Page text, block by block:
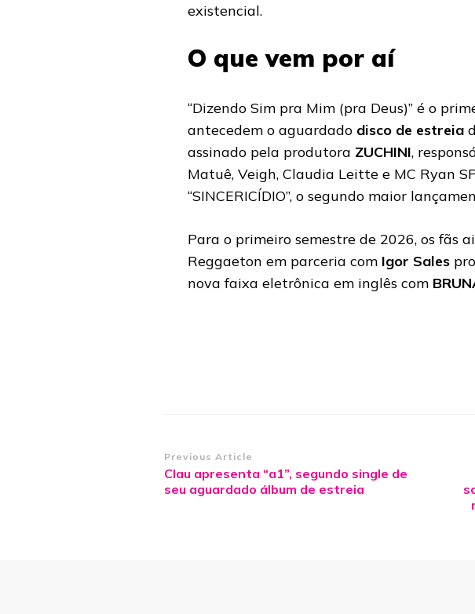
existencial.
O que vem por aí
“Dizendo Sim pra Mim (pra Deus)” é o
antecedem o aguardado disco de estreia
assinado pela produtora ZUCHINI,
Matuê, Veigh, Claudia Leitte e MC Ryan
“SINCERICÍDIO”, o segundo maior
Para o primeiro semestre de 2026, os fãs
Reggaeton em parceria com Igor Sales
nova faixa eletrônica em inglês com
Post
Navigation
Previous Article
Clau apresenta “a1”, segundo single de
seu aguardado álbum de estreia